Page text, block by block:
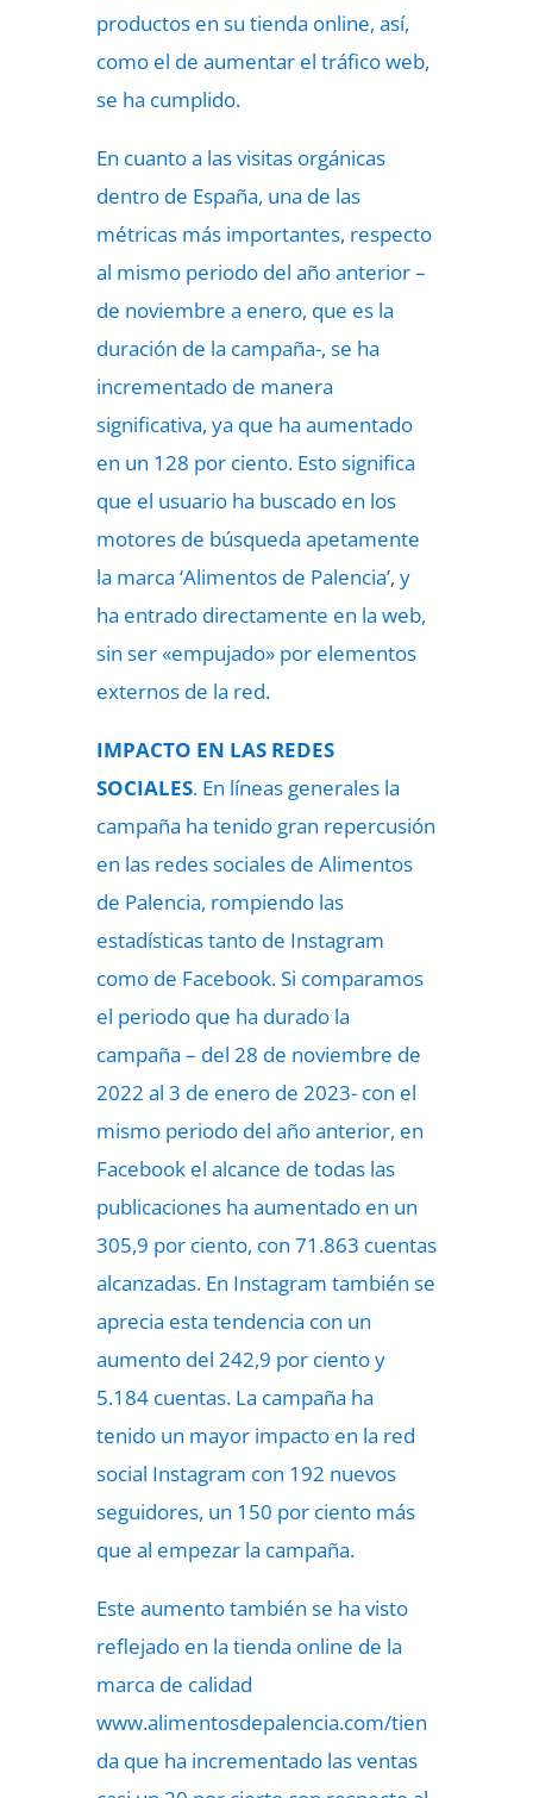
productos en su tienda online, así,
como el de aumentar el tráfico web,
se ha cumplido.
En cuanto a las visitas orgánicas
dentro de España, una de las
métricas más importantes, respecto
al mismo periodo del año anterior –
de noviembre a enero, que es la
duración de la campaña-, se ha
incrementado de manera
significativa, ya que ha aumentado
en un 128 por ciento. Esto significa
que el usuario ha buscado en los
motores de búsqueda apetamente
la marca ‘Alimentos de Palencia’, y
ha entrado directamente en la web,
sin ser «empujado» por elementos
externos de la red.
IMPACTO EN LAS REDES
SOCIALES. En líneas generales la
campaña ha tenido gran repercusión
en las redes sociales de Alimentos
de Palencia, rompiendo las
estadísticas tanto de Instagram
como de Facebook. Si comparamos
el periodo que ha durado la
campaña – del 28 de noviembre de
2022 al 3 de enero de 2023- con el
mismo periodo del año anterior, en
Facebook el alcance de todas las
publicaciones ha aumentado en un
305,9 por ciento, con 71.863 cuentas
alcanzadas. En Instagram también se
aprecia esta tendencia con un
aumento del 242,9 por ciento y
5.184 cuentas. La campaña ha
tenido un mayor impacto en la red
social Instagram con 192 nuevos
seguidores, un 150 por ciento más
que al empezar la campaña.
Este aumento también se ha visto
reflejado en la tienda online de la
marca de calidad
www.alimentosdepalencia.com/tien
da que ha incrementado las ventas